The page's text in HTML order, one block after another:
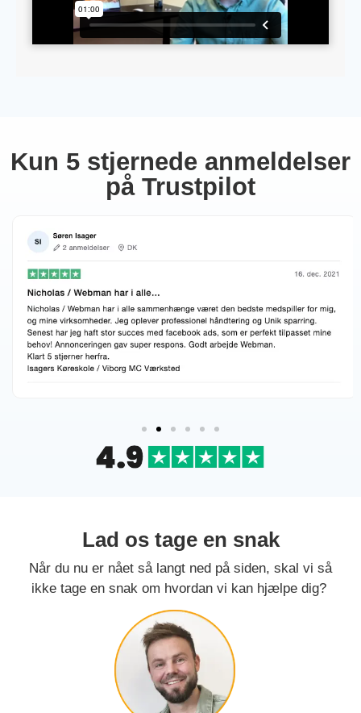
Kun 5 stjernede anmeldelser
på Trustpilot
Lad os tage en snak
Når du nu er nået så langt ned på siden, skal vi så
ikke tage en snak om hvordan vi kan hjælpe dig?